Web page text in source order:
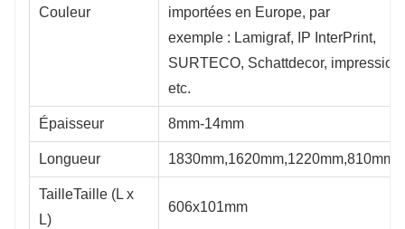
Couleur
importées en Europe, par
exemple : Lamigraf, IP InterPrint,
SURTECO, Schattdecor,
etc.
Épaisseur 8mm-14mm
Longueur
TailleTaille (L x
L)
606x101mm